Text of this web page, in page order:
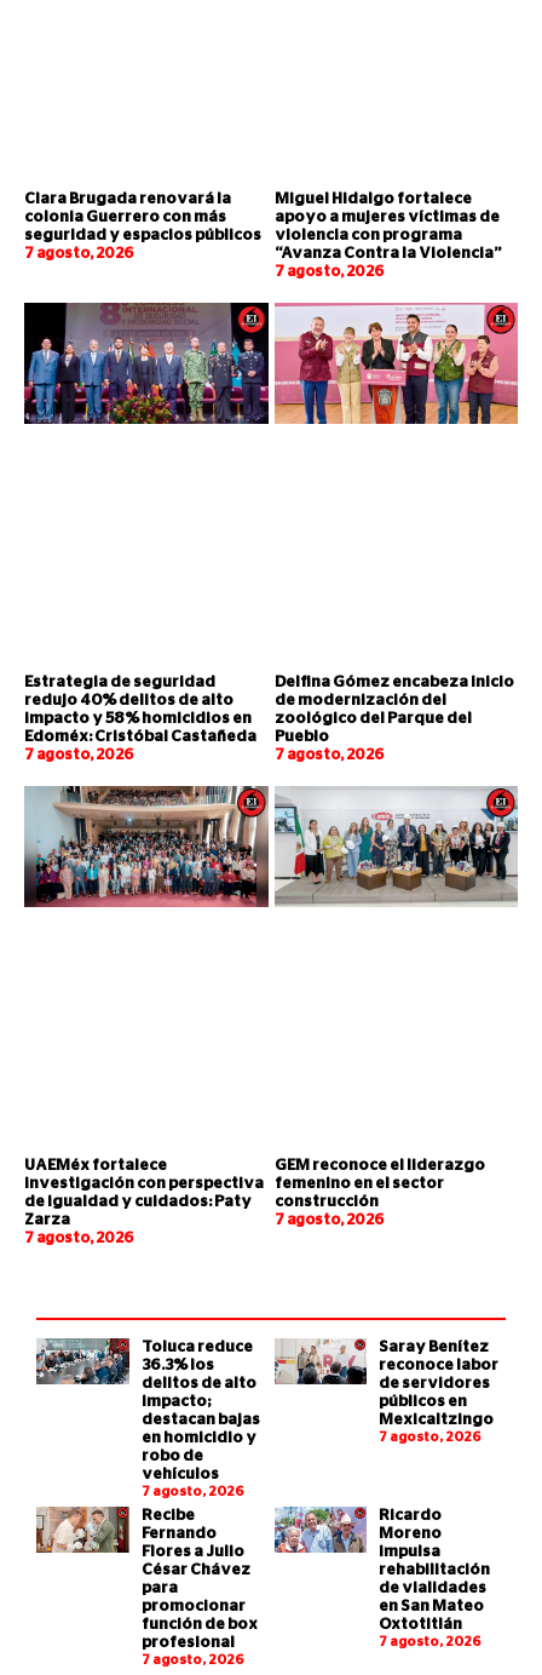
Clara Brugada renovará la
colonia Guerrero con más
seguridad y espacios públicos
7 agosto, 2026
Miguel Hidalgo fortalece
apoyo a mujeres víctimas de
violencia con programa
“Avanza Contra la Violencia”
7 agosto, 2026
Estrategia de seguridad
redujo 40% delitos de alto
impacto y 58% homicidios en
Edoméx: Cristóbal Castañeda
7 agosto, 2026
Delfina Gómez encabeza inicio
de modernización del
zoológico del Parque del
Pueblo
7 agosto, 2026
UAEMéx fortalece
investigación con perspectiva
de igualdad y cuidados: Paty
Zarza
7 agosto, 2026
GEM reconoce el liderazgo
femenino en el sector
construcción
7 agosto, 2026
Toluca reduce
36.3% los
delitos de alto
impacto;
destacan bajas
en homicidio y
robo de
vehículos
7 agosto, 2026
Saray Benítez
reconoce labor
de servidores
públicos en
Mexicaltzingo
7 agosto, 2026
Recibe
Fernando
Flores a Julio
César Chávez
para
promocionar
función de box
profesional
7 agosto, 2026
Ricardo
Moreno
impulsa
rehabilitación
de vialidades
en San Mateo
Oxtotitlán
7 agosto, 2026